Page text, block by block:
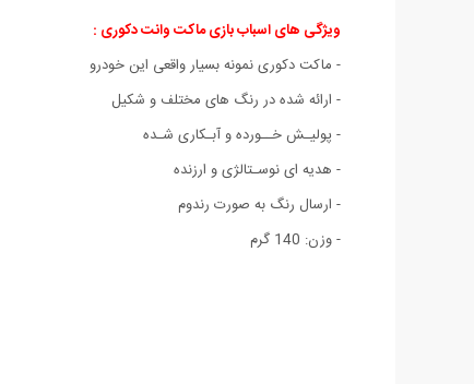
ویژگی های اسباب بازی ماکت وانت دکوری :
- ماکت دکوری نمونه بسیار واقعی این خودرو
- ارائه شده در رنگ های مختلف و شکیل
- پولیـش خــورده و آبـکاری شـده
- هدیه ای نوسـتالژی و ارزنده
- ارسال رنگ به صورت رندوم
- وزن: 140 گرم